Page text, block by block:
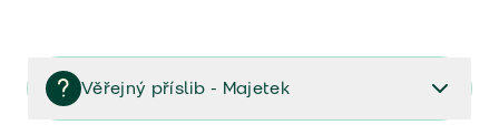
Věřejný příslib - Majetek